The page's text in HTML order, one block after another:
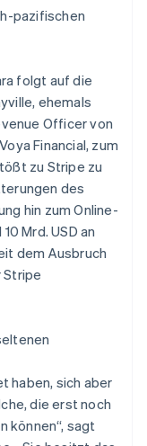
pazifischen
folgt auf die
ehemals
Officer von
Financial, zum
zu Stripe zu
des
hin zum Online-
Mrd. USD an
dem Ausbruch
Stripe
haben, sich aber
die erst noch
können“, sagt